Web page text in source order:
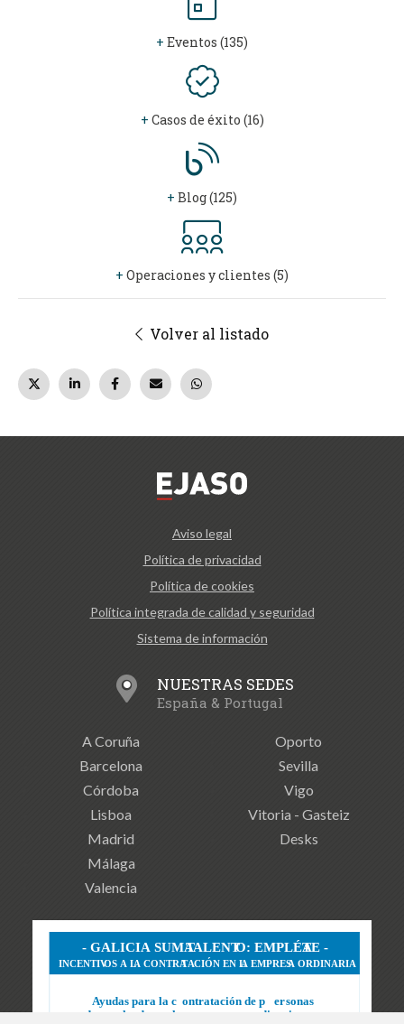
+ Eventos (135)
+ Casos de éxito (16)
+ Blog (125)
+ Operaciones y clientes (5)
Volver al listado
Aviso legal
Política de privacidad
Política de cookies
Política integrada de calidad y seguridad
Sistema de información
NUESTRAS SEDES
España & Portugal
A Coruña
Barcelona
Córdoba
Lisboa
Madrid
Málaga
Valencia
Oporto
Sevilla
Vigo
Vitoria - Gasteiz
Desks